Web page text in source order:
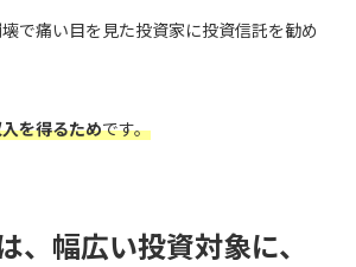
で痛い目を見た投資家に投資信託を勧め
を得るためです。
、幅広い投資対象に、